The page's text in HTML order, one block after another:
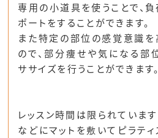
専用の小道具を使うことで、
ポートをすることができます。
また特定の部位の感覚意識を
ので、部分痩せや気になる部
ササイズを行うことができます。
レッスン時間は限られていま
などにマットを敷いてピラテ